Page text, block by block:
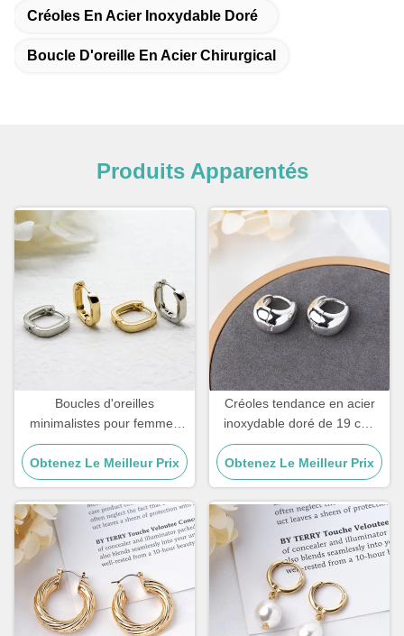
Créoles En Acier Inoxydable Doré
Boucle D'oreille En Acier Chirurgical
Produits Apparentés
Boucles d'oreilles
minimalistes pour femmes
en acier inoxydable 18
carats, bijoux, boucles
d'oreilles de forme
géométrique carrée
Obtenez Le Meilleur Prix
Créoles tendance en acier
inoxydable doré de 19 cm,
bijoux à clip, créoles
argentées Huggie
Obtenez Le Meilleur Prix